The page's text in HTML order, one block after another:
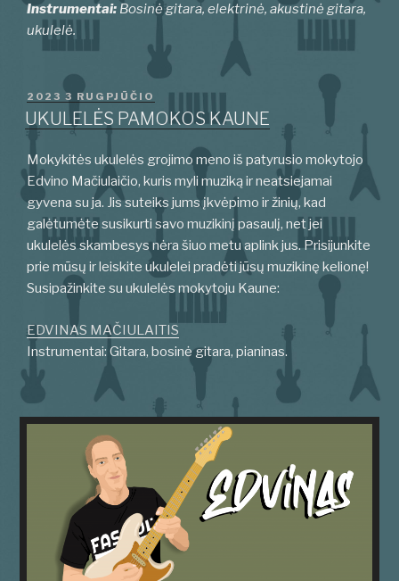
Instrumentai: Bosinė gitara, elektrinė, akustinė gitara,
ukulelė.
PASKELBTA
2023 3 RUGPJŪČIO
UKULELĖS PAMOKOS KAUNE
Mokykitės ukulelės grojimo meno iš patyrusio mokytojo
Edvino Mačiulaičio, kuris myli muziką ir neatsiejamai
gyvena su ja. Jis suteiks jums įkvėpimo ir žinių, kad
galėtumėte susikurti savo muzikinį pasaulį, net jei
ukulelės skambesys nėra šiuo metu aplink jus. Prisijunkite
prie mūsų ir leiskite ukulelei pradėti jūsų muzikinę kelionę!
Susipažinkite su ukulelės mokytoju Kaune:
EDVINAS MAČIULAITIS
Instrumentai: Gitara, bosinė gitara, pianinas.